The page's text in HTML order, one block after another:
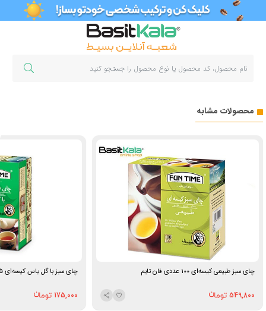
محصولات مشابه
چای سبز طبیعی کیسه‌ای 100 عددی فان تایم
549,800
چای سبز با گل یاس کیسه‌ای 25 عددی فان تایم
175,000